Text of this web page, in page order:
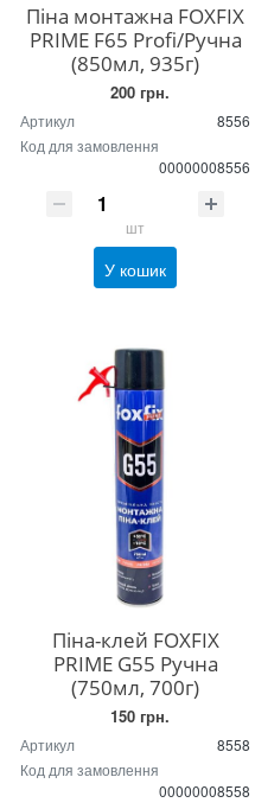
Піна монтажна FOXFIX
PRIME F65 Profi/Ручна
(850мл, 935г)
200 грн.
Артикул
8556
Код для замовлення
00000008556
шт
У кошик
Піна-клей FOXFIX
PRIME G55 Ручна
(750мл, 700г)
150 грн.
Артикул
8558
Код для замовлення
00000008558